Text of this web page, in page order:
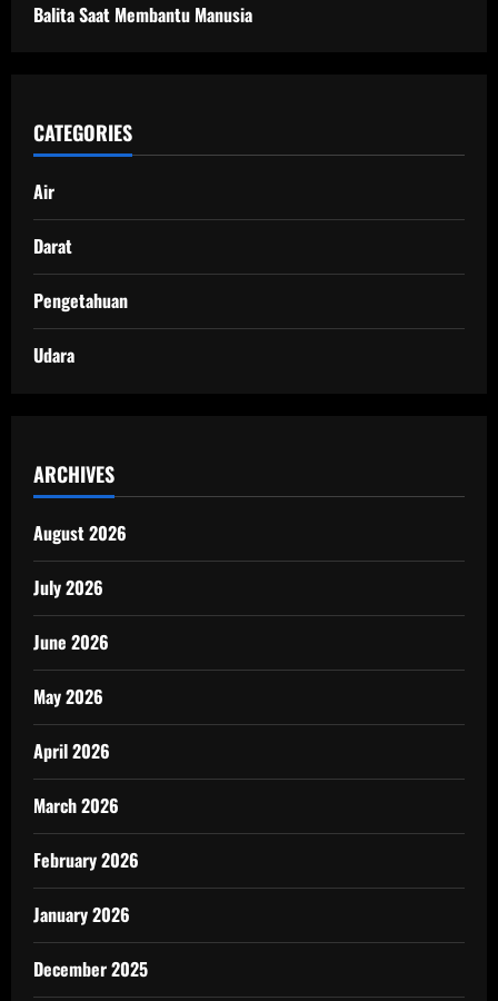
Balita Saat Membantu Manusia
CATEGORIES
Air
Darat
Pengetahuan
Udara
ARCHIVES
August 2026
July 2026
June 2026
May 2026
April 2026
March 2026
February 2026
January 2026
December 2025